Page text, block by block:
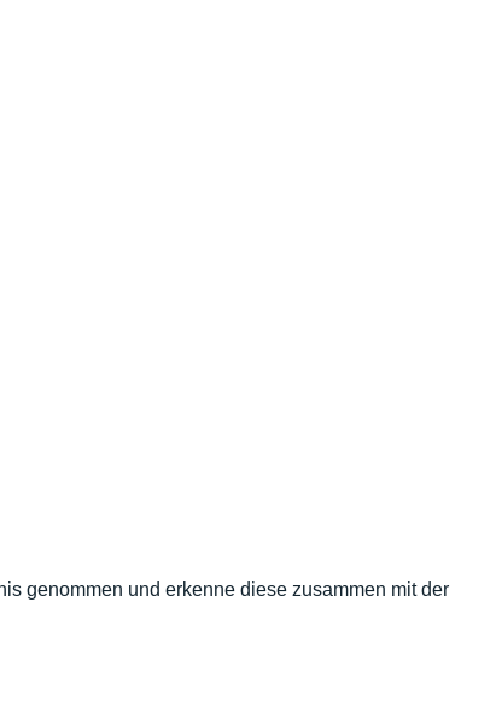
genommen und erkenne diese zusammen mit der